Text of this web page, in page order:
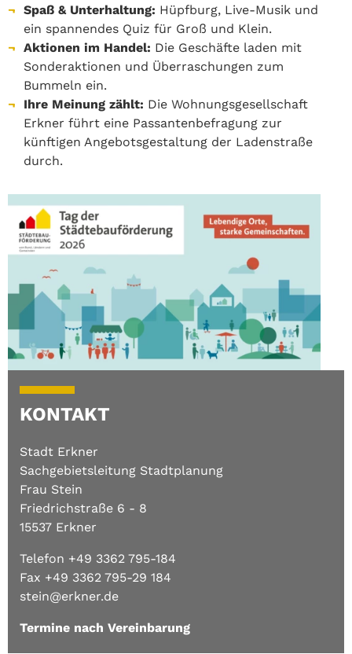
Spaß & Unterhaltung: Hüpfburg, Live-Musik und
ein spannendes Quiz für Groß und Klein.
Aktionen im Handel: Die Geschäfte laden mit
Sonderaktionen und Überraschungen zum
Bummeln ein.
Ihre Meinung zählt: Die Wohnungsgesellschaft
Erkner führt eine Passantenbefragung zur
künftigen Angebotsgestaltung der Ladenstraße
durch.
KONTAKT
Stadt Erkner
Sachgebietsleitung Stadtplanung
Frau Stein
Friedrichstraße 6 - 8
15537 Erkner
Telefon +49 3362 795-184
Fax +49 3362 795-29 184
stein@erkner.de
Termine nach Vereinbarung